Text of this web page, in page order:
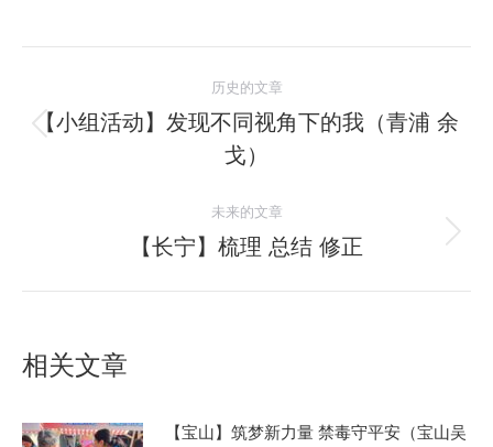
章
历史的文章
历
史
章：
【小组活动】发现不同视角下的我（青浦 余
戈）
未来的文章
未
【长宁】梳理 总结 修正
相关文章
【宝山】筑梦新力量 禁毒守平安（宝山吴